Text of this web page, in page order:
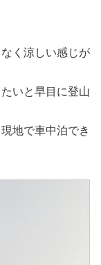
く涼しい感じが
いと早目に登山
地で車中泊でき